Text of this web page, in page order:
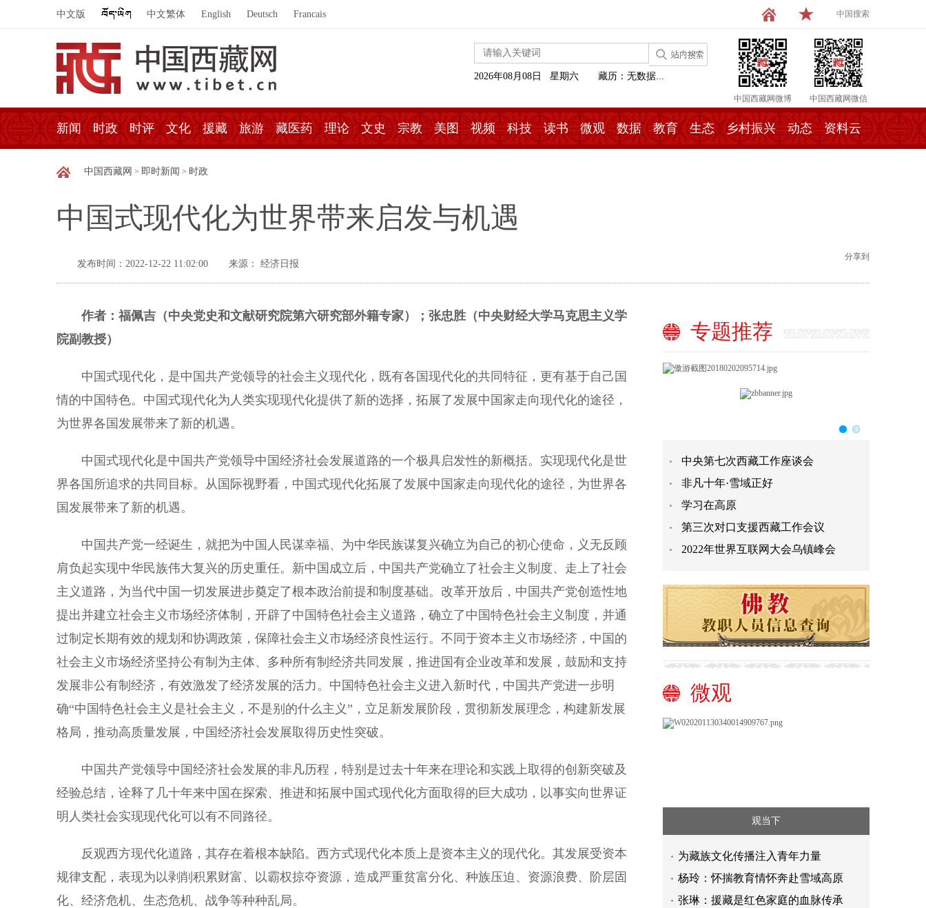
中文版 中文繁体 English Deutsch Francais 中国搜索
中国西藏网微博 中国西藏网微信
2026年08月08日 星期六 藏历：无数据...
新闻 时政 时评 文化 援藏 旅游 藏医药 理论 文史 宗教 美图 视频 科技 读书 微观 数据 教育 生态 乡村振兴 动态 资料云
中国西藏网 > 即时新闻 > 时政
中国式现代化为世界带来启发与机遇
发布时间：2022-12-22 11:02:00 来源： 经济日报
分享到
作者：福佩吉（中央党史和文献研究院第六研究部外籍专家）；张忠胜（中央财经大学马克思主义学
院副教授）
中国式现代化，是中国共产党领导的社会主义现代化，既有各国现代化的共同特征，更有基于自己国
情的中国特色。中国式现代化为人类实现现代化提供了新的选择，拓展了发展中国家走向现代化的途径，
为世界各国发展带来了新的机遇。
中国式现代化是中国共产党领导中国经济社会发展道路的一个极具启发性的新概括。实现现代化是世
界各国所追求的共同目标。从国际视野看，中国式现代化拓展了发展中国家走向现代化的途径，为世界各
国发展带来了新的机遇。
中国共产党一经诞生，就把为中国人民谋幸福、为中华民族谋复兴确立为自己的初心使命，义无反顾
肩负起实现中华民族伟大复兴的历史重任。新中国成立后，中国共产党确立了社会主义制度、走上了社会
主义道路，为当代中国一切发展进步奠定了根本政治前提和制度基础。改革开放后，中国共产党创造性地
提出并建立社会主义市场经济体制，开辟了中国特色社会主义道路，确立了中国特色社会主义制度，并通
过制定长期有效的规划和协调政策，保障社会主义市场经济良性运行。不同于资本主义市场经济，中国的
社会主义市场经济坚持公有制为主体、多种所有制经济共同发展，推进国有企业改革和发展，鼓励和支持
发展非公有制经济，有效激发了经济发展的活力。中国特色社会主义进入新时代，中国共产党进一步明
确“中国特色社会主义是社会主义，不是别的什么主义”，立足新发展阶段，贯彻新发展理念，构建新发展
格局，推动高质量发展，中国经济社会发展取得历史性突破。
中国共产党领导中国经济社会发展的非凡历程，特别是过去十年来在理论和实践上取得的创新突破及
经验总结，诠释了几十年来中国在探索、推进和拓展中国式现代化方面取得的巨大成功，以事实向世界证
明人类社会实现现代化可以有不同路径。
反观西方现代化道路，其存在着根本缺陷。西方式现代化本质上是资本主义的现代化。其发展受资本
规律支配，表现为以剥削积累财富、以霸权掠夺资源，造成严重贫富分化、种族压迫、资源浪费、阶层固
化、经济危机、生态危机、战争等种种乱局。
专题推荐
中央第七次西藏工作座谈会
非凡十年·雪域正好
学习在高原
第三次对口支援西藏工作会议
2022年世界互联网大会乌镇峰会
微观
观当下
为藏族文化传播注入青年力量
杨玲：怀揣教育情怀奔赴雪域高原
张琳：援藏是红色家庭的血脉传承